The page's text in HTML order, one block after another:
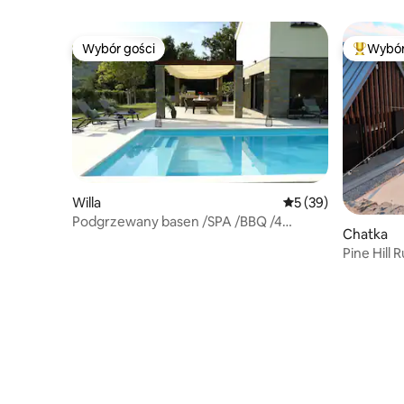
Wybór gości
Wybór gości
Willa Średnia ocena: 5
5 (39)
Podgrzewany basen /SPA /BBQ /4
Chatka
Pine Hill